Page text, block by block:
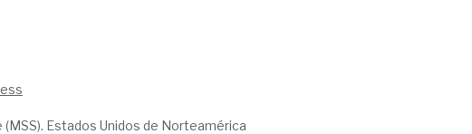
(MSS). Estados Unidos de Norteamérica